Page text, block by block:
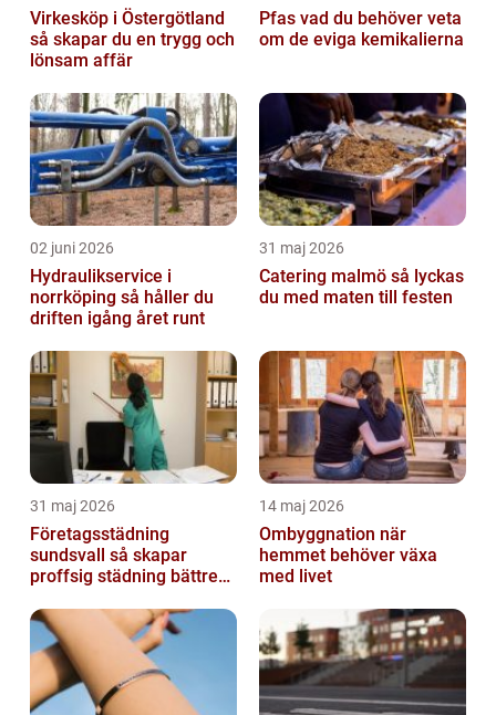
Virkesköp i Östergötland
så skapar du en trygg och
lönsam affär
Pfas vad du behöver veta
om de eviga kemikalierna
02 juni 2026
Hydraulikservice i
norrköping så håller du
driften igång året runt
31 maj 2026
Catering malmö så lyckas
du med maten till festen
31 maj 2026
Företagsstädning
sundsvall så skapar
proffsig städning bättre
14 maj 2026
Ombyggnation när
hemmet behöver växa
med livet